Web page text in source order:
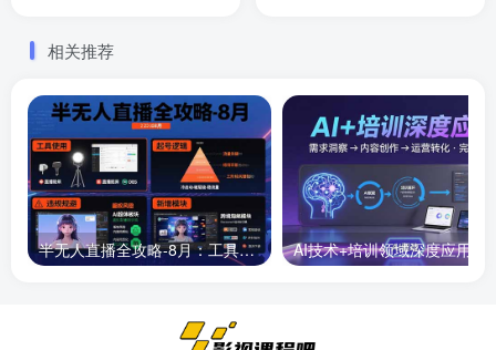
相关推荐
半无人直播全攻略-8月：工具使用+起号逻辑+违规规避,新增AI超体与跨境模块